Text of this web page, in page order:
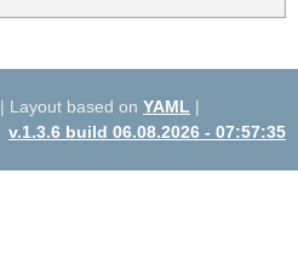
| Layout based on YAML |
v.1.3.6 build 06.08.2026 - 07:57:35